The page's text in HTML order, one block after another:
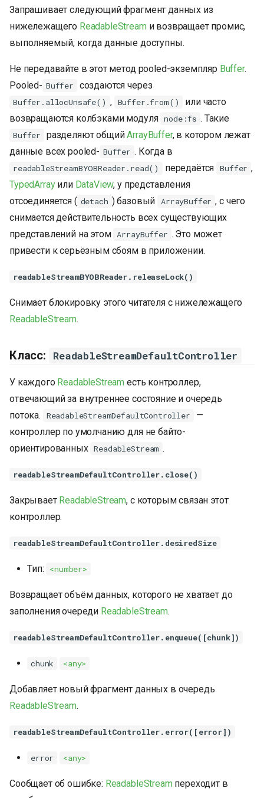
Запрашивает следующий фрагмент данных из
нижележащего ReadableStream и возвращает промис,
выполняемый, когда данные доступны.
Не передавайте в этот метод pooled-экземпляр Buffer.
Pooled- Buffer создаются через
Buffer.allocUnsafe() , Buffer.from()
или часто
возвращаются колбэками модуля node:fs . Такие
Buffer разделяют общийArrayBuffer, в котором лежат
данные всех pooled- Buffer . Когда в
readableStreamBYOBReader.read() передаётся Buffer ,
TypedArrayили DataView, у представления
отсоединяется ( detach ) базовый ArrayBuffer , с чего
снимается действительность всех существующих
представлений на этом ArrayBuffer . Это может
привести к серьёзным сбоям в приложении.
readableStreamBYOBReader.releaseLock()
Снимает блокировку этого читателя с нижележащего
ReadableStream.
Класс: ReadableStreamDefaultController
У каждого ReadableStream есть контроллер,
отвечающий за внутреннее состояние и очередь
потока.
ReadableStreamDefaultController
—
контроллер по умолчанию для не байто-
ориентированных ReadableStream .
readableStreamDefaultController.close()
Закрывает ReadableStream, с которым связан этот
контроллер.
readableStreamDefaultController.desiredSize
Тип: <number>
Возвращает объём данных, которого не хватает до
заполнения очереди ReadableStream.
readableStreamDefaultController.enqueue([chunk])
chunk <any>
Добавляет новый фрагмент данных в очередь
ReadableStream.
readableStreamDefaultController.error([error])
error <any>
Сообщает об ошибке: ReadableStream переходит в